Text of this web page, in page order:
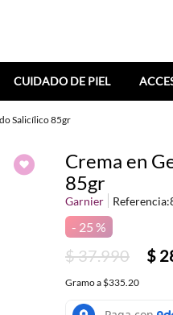
CUIDADO DE PIEL
Salicílico 85gr
Crema en
85gr
Garnier Referencia:
25 %
$37.990 $
Gramoa $335.20